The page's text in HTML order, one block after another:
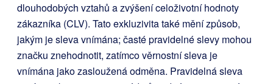
dlouhodobých vztahů a zvýšení celoživotní hodnoty
zákazníka (CLV). Tato exkluzivita také mění způsob,
jakým je sleva vnímána; časté pravidelné slevy mohou
značku znehodnotit, zatímco věrnostní sleva je
vnímána jako zasloužená odměna. Pravidelná sleva